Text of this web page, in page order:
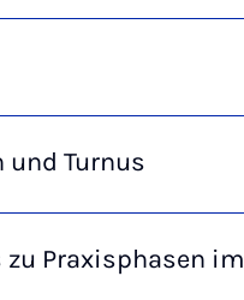
und Turnus
Praxisphasen im